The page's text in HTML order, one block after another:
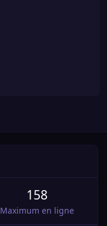
158
Maximum en ligne